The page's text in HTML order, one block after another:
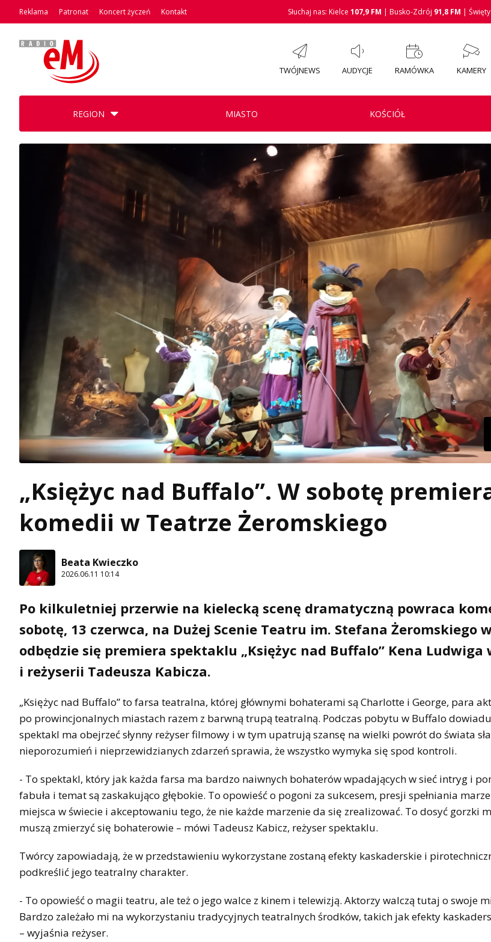
Reklama Patronat Koncert życzeń Kontakt Słuchaj nas: Kielce 107,9 FM | Busko-Zdrój 91,8 FM |
TWÓJNEWS AUDYCJE RAMÓWKA KAMERY
REGION MIASTO KOŚCIÓŁ
„Księżyc nad Buffalo”. W sobotę
komedii w Teatrze Żeromskiego
Beata Kwieczko
2026.06.11 10:14
Po kilkuletniej przerwie na kielecką scenę dramatyczną powraca
sobotę, 13 czerwca, na Dużej Scenie Teatru im. Stefana Żeromskiego
odbędzie się premiera spektaklu „Księżyc nad Buffalo” Kena Ludwiga
i reżyserii Tadeusza Kabicza.
„Księżyc nad Buffalo” to farsa teatralna, której głównymi bohaterami są Charlotte i George, para
po prowincjonalnych miastach razem z barwną trupą teatralną. Podczas pobytu w Buffalo
spektakl ma obejrzeć słynny reżyser filmowy i w tym upatrują szansę na wielki powrót do świata
nieporozumień i nieprzewidzianych zdarzeń sprawia, że wszystko wymyka się spod kontroli.
- To spektakl, który jak każda farsa ma bardzo naiwnych bohaterów wpadających w sieć intryg i
fabuła i temat są zaskakująco głębokie. To opowieść o pogoni za sukcesem, presji spełniania
miejsca w świecie i akceptowaniu tego, że nie każde marzenie da się zrealizować. To dosyć gorzki
muszą zmierzyć się bohaterowie – mówi Tadeusz Kabicz, reżyser spektaklu.
Twórcy zapowiadają, że w przedstawieniu wykorzystane zostaną efekty kaskaderskie i
podkreślić jego teatralny charakter.
- To opowieść o magii teatru, ale też o jego walce z kinem i telewizją. Aktorzy walczą tutaj o swoje
Bardzo zależało mi na wykorzystaniu tradycyjnych teatralnych środków, takich jak efekty
– wyjaśnia reżyser.